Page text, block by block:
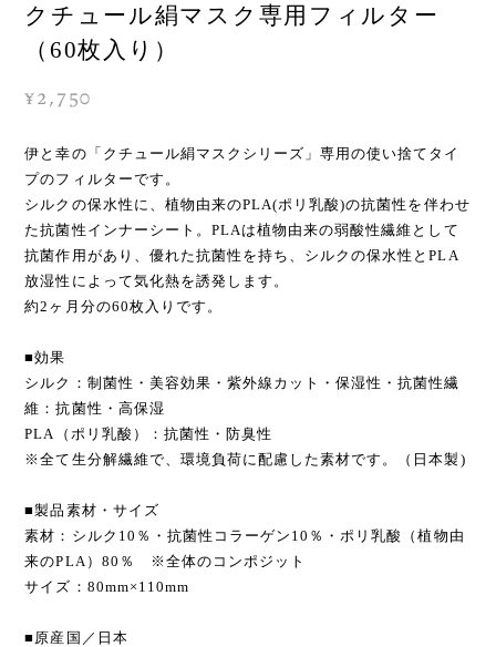
クチュール絹マスク専用フィルター
（60枚入り）
¥2,750
伊と幸の「クチュール絹マスクシリーズ」専用の使い捨てタイ
プのフィルターです。
シルクの保水性に、植物由来のPLA(ポリ乳酸)の抗菌性を伴わせ
た抗菌性インナーシート。PLAは植物由来の弱酸性繊維として
抗菌作用があり、優れた抗菌性を持ち、シルクの保水性とPLA
放湿性によって気化熱を誘発します。
約2ヶ月分の60枚入りです。
■効果
シルク：制菌性・美容効果・紫外線カット・保湿性・抗菌性繊
維：抗菌性・高保湿
PLA（ポリ乳酸）：抗菌性・防臭性
※全て生分解繊維で、環境負荷に配慮した素材です。（日本製)
■製品素材・サイズ
素材：シルク10％・抗菌性コラーゲン10％・ポリ乳酸（植物由
来のPLA）80％ ※全体のコンポジット
サイズ：80mm×110mm
■原産国／日本